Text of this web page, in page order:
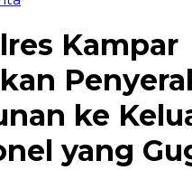
Kampar
ke
yang